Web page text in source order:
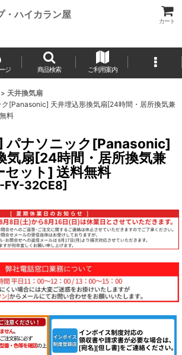
・ハイカラン屋
カート
ジ 商品検索 ご利用案内
> 天井換気扇
[Panasonic] 天井埋込形換気扇[24時間・居所換気兼
料
パナソニック[Panasonic]
気扇[24時間・居所換気兼
セット] 送料無料
FY-32CE8]